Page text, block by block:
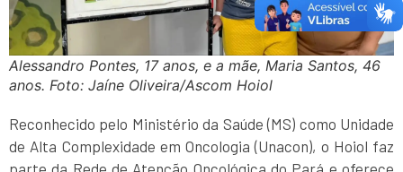
Alessandro Pontes, 17 anos, e a mãe, Maria Santos, 46
anos. Foto: Jaíne Oliveira/Ascom Hoiol
Reconhecido pelo Ministério da Saúde (MS) como Unidade
de Alta Complexidade em Oncologia (Unacon), o Hoiol faz
parte da Rede de Atenção Oncológica do Pará e oferece